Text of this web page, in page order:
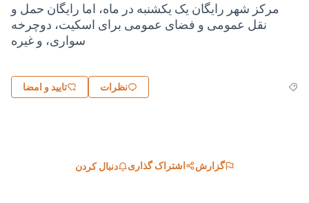
مرکز شهر رایگان یک یکشنبه در ماه، اما رایگان حمل و
نقل عمومی و فضای عمومی برای اسکیت، دوچرخه
سواری، و غیره
تایید و امضا نظرات
دنبال کردن اشتراک گذاری گزارش